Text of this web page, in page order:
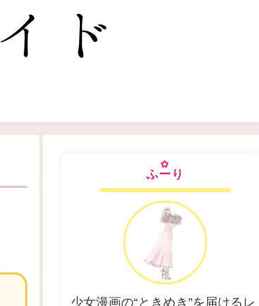
ふーり
少女漫画の“ときめき”を届けるレ